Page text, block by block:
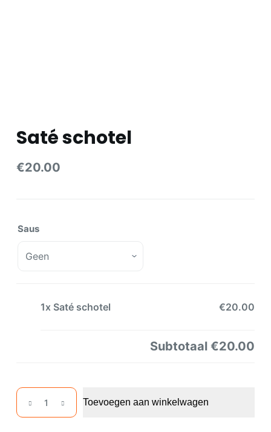
Saté schotel
€20.00
Saus
1x Saté schotel €20.00
Subtotaal€20.00
Saté
schotel
Toevoegen aan winkelwagen